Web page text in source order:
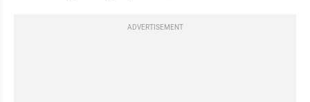
ADVERTISEMENT